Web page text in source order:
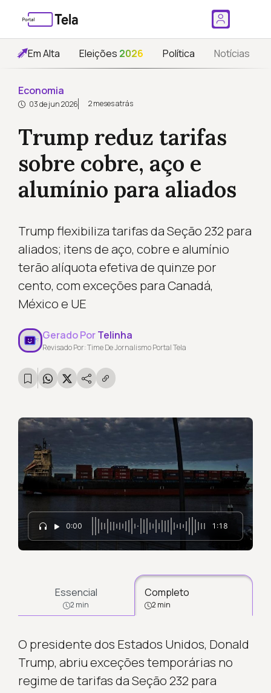
Em Alta Eleições 2026 Política Notícias
Economia
03 de jun 2026 2 meses atrás
Trump reduz tarifas
sobre cobre, aço e
alumínio para aliados
Trump flexibiliza tarifas da Seção 232 para
aliados; itens de aço, cobre e alumínio
terão alíquota efetiva de quinze por
cento, com exceções para Canadá,
México e UE
Gerado PorTelinha
Revisado Por: Time De Jornalismo Portal Tela
0:00 1:18
Essencial
2 min
Completo
2 min
O presidente dos Estados Unidos, Donald
Trump, abriu exceções temporárias no
regime de tarifas da Seção 232 para